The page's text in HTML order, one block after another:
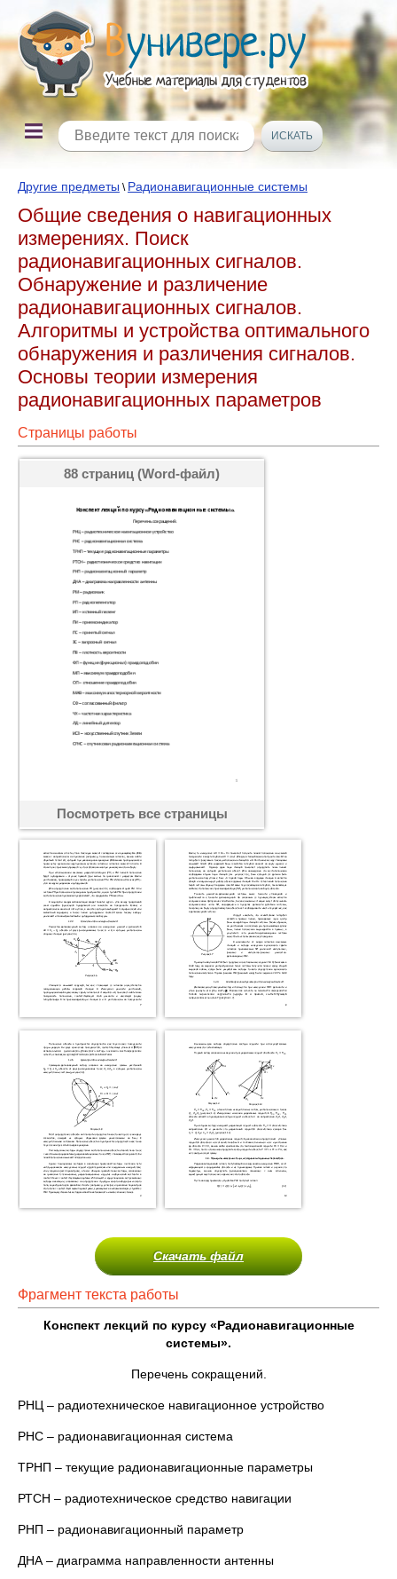
Другие предметы \ Радионавигационные системы
Общие сведения о навигационных
измерениях. Поиск
радионавигационных сигналов.
Обнаружение и различение
радионавигационных сигналов.
Алгоритмы и устройства оптимального
обнаружения и различения сигналов.
Основы теории измерения
радионавигационных параметров
Страницы работы
88 страниц (Word-файл)
Посмотреть все страницы
Скачать файл
Фрагмент текста работы
Конспект лекций по курсу «Радионавигационные
системы».
Перечень сокращений.
РНЦ – радиотехническое навигационное устройство
РНС – радионавигационная система
ТРНП – текущие радионавигационные параметры
РТСН – радиотехническое средство навигации
РНП – радионавигационный параметр
ДНА – диаграмма направленности антенны